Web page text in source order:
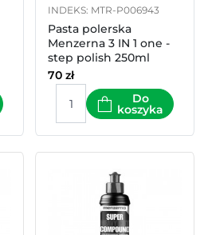
INDEKS: MTR-P006943
Pasta polerska
Menzerna 3 IN 1 one -
step polish 250ml
70 zł
Do
koszyka